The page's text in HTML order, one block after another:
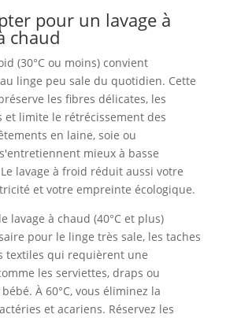
pour un lavage à
chaud
(30°C ou moins) convient
linge peu sale du quotidien. Cette
les fibres délicates, les
et limite le rétrécissement des
en laine, soie ou
mieux à basse
lavage à froid réduit aussi votre
et votre empreinte écologique.
lavage à chaud (40°C et plus)
pour le linge très sale, les taches
textiles qui requièrent une
les serviettes, draps ou
À 60°C, vous éliminez la
et acariens. Réservez les